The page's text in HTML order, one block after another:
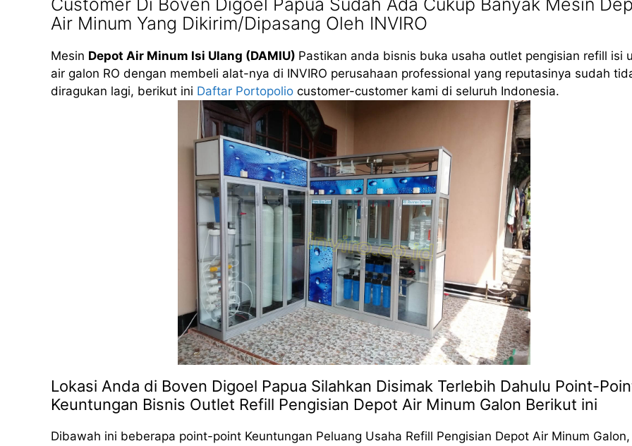
Customer Di Boven Digoel Papua Sudah Ada Cukup Banyak Mesin
Air Minum Yang Dikirim/Dipasang Oleh INVIRO
Mesin Depot Air Minum Isi Ulang (DAMIU) Pastikan anda bisnis buka usaha outlet pengisian refill isi
air galon RO dengan membeli alat-nya di INVIRO perusahaan professional yang reputasinya sudah
diragukan lagi, berikut ini Daftar Portopolio customer-customer kami di seluruh Indonesia.
Lokasi Anda di Boven Digoel Papua Silahkan Disimak Terlebih Dahulu Point-
Keuntungan Bisnis Outlet Refill Pengisian Depot Air Minum Galon Berikut ini
Dibawah ini beberapa point-point Keuntungan Peluang Usaha Refill Pengisian Depot Air Minum Galon,